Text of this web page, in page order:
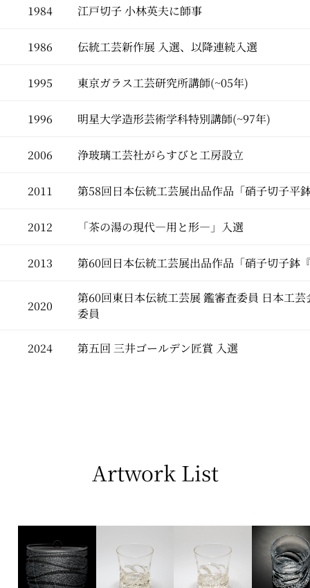
1984 江戸切子 小林英夫に師事
1986 伝統工芸新作展 入選、以降連続入選
1995 東京ガラス工芸研究所講師(~05年)
1996 明星大学造形芸術学科特別講師(~97年)
2006 浄玻璃工芸社がらすびと工房設立
2011 第58回日本伝統工芸展出品作品「硝子切子平
2012 「茶の湯の現代―用と形―」入選
2013 第60回日本伝統工芸展出品作品「硝子切子鉢
2020
第60回東日本伝統工芸展 鑑審査委員 日本工
委員
2024 第五回 三井ゴールデン匠賞 入選
Artwork List